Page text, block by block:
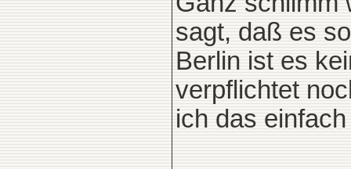
sagt, daß es
Berlin ist es
verpflichtet
ich das